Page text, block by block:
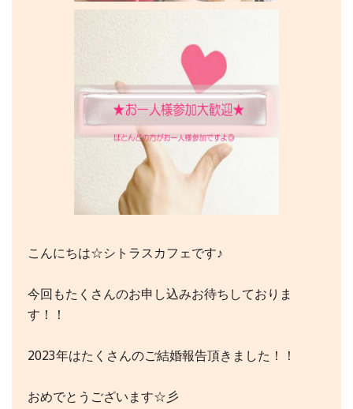
こんにちは☆シトラスカフェです♪
今回もたくさんのお申し込みお待ちしておりま
す！！
2023年はたくさんのご結婚報告頂きました！！
おめでとうございます☆彡